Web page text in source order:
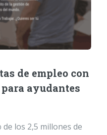
de empleo con
ayudantes
los 2,5 millones de